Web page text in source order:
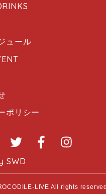
ュール
ポリシー
Twitter Facebook
SWD
LIVE All rights reserved.